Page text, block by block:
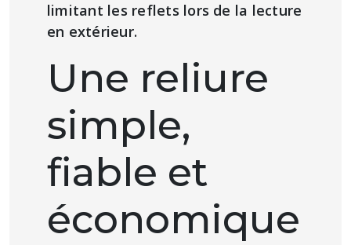
limitant les reflets lors de la lecture
en extérieur.
Une reliure
simple,
fiable et
économique